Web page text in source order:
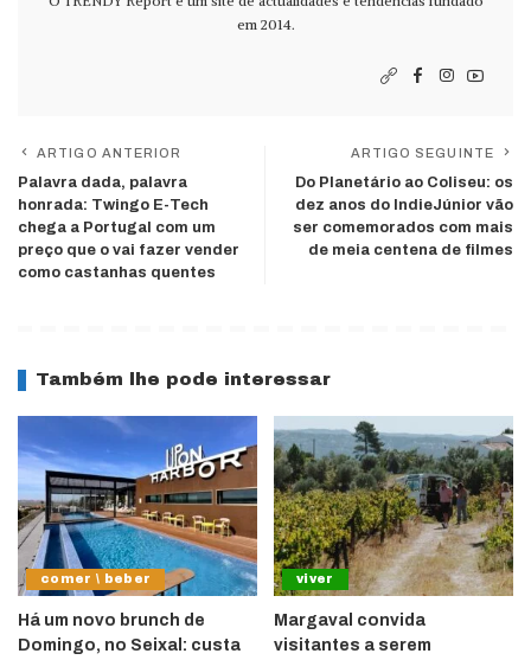
em 2014.
ARTIGO ANTERIOR
Palavra dada, palavra
honrada: Twingo E-Tech
chega a Portugal com um
preço que o vai fazer vender
como castanhas quentes
ARTIGO SEGUINTE
Do Planetário ao Coliseu: os
dez anos do IndieJúnior vão
ser comemorados com mais
de meia centena de filmes
Também lhe pode interessar
comer \ beber
Há um novo brunch de
Domingo, no Seixal: custa
viver
Margaval convida
visitantes a serem